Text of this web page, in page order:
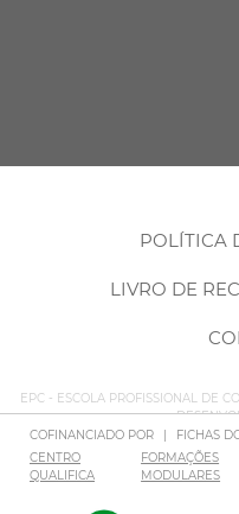
POLÍTICA
LIVRO DE
EPC - ESCOLA PROFISSIONAL DE
–
COFINANCIADO POR
|
FICHAS
CENTRO
QUALIFICA
FORMAÇÕES
MODULARES